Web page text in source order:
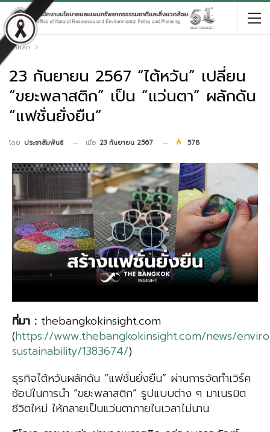
หน้าหลัก
23 กันยายน 2567 “ไต้หวัน” เปลี่ยน
“ขยะพลาสติก” เป็น “แว่นตา” ผลักดัน
“แฟชั่นยั่งยืน”
โดย ประชาสัมพันธ์ เมื่อ 23 กันยายน 2567 578
ที่มา : thebangkokinsight.com
(https://www.thebangkokinsight.com/news/
sustainability/1383674/)
ธุรกิจไต้หวันผลักดัน “แฟชั่นยั่งยืน” ผ่านการจัดทำเวิร์ค
ช้อปในการนำ “ขยะพลาสติก” รูปแบบต่าง ๆ มาเนรมิต
ชีวิตใหม่ ให้กลายเป็นแว่นตาภายในเวลาไม่นาน